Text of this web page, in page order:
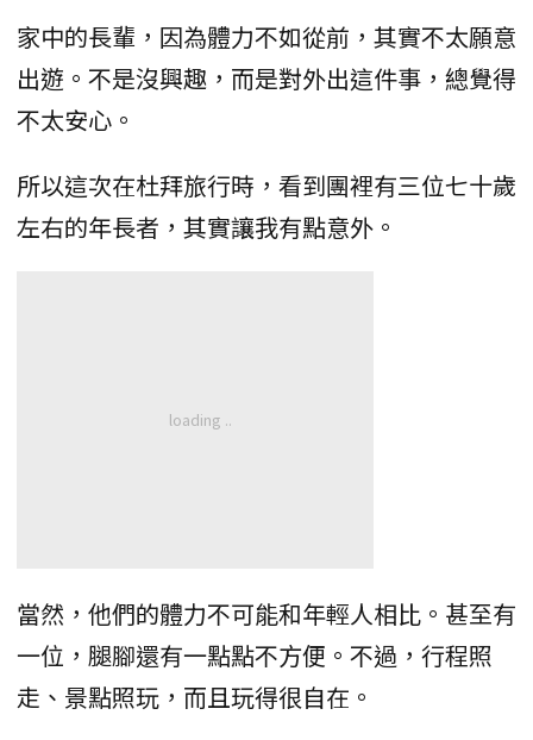
家中的長輩，因為體力不如從前，其實不太願意
出遊。不是沒興趣，而是對外出這件事，總覺得
不太安心。
所以這次在杜拜旅行時，看到團裡有三位七十歲
左右的年長者，其實讓我有點意外。
當然，他們的體力不可能和年輕人相比。甚至有
一位，腿腳還有一點點不方便。不過，行程照
走、景點照玩，而且玩得很自在。